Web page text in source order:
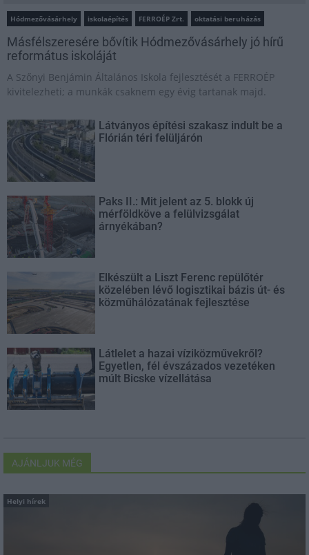
Hódmezővásárhely iskolaépítés FERROÉP Zrt. oktatási beruházás
Másfélszeresére bővítik Hódmezővásárhely jó hírű
református iskoláját
A Szőnyi Benjámin Általános Iskola fejlesztését a FERROÉP
kivitelezheti; a munkák csaknem egy évig tartanak majd.
Látványos építési szakasz indult be a
Flórián téri felüljárón
Paks II.: Mit jelent az 5. blokk új
mérföldköve a felülvizsgálat
árnyékában?
Elkészült a Liszt Ferenc repülőtér
közelében lévő logisztikai bázis út- és
közműhálózatának fejlesztése
Látlelet a hazai víziközművekről?
Egyetlen, fél évszázados vezetéken
múlt Bicske vízellátása
AJÁNLJUK MÉG
Helyi hírek